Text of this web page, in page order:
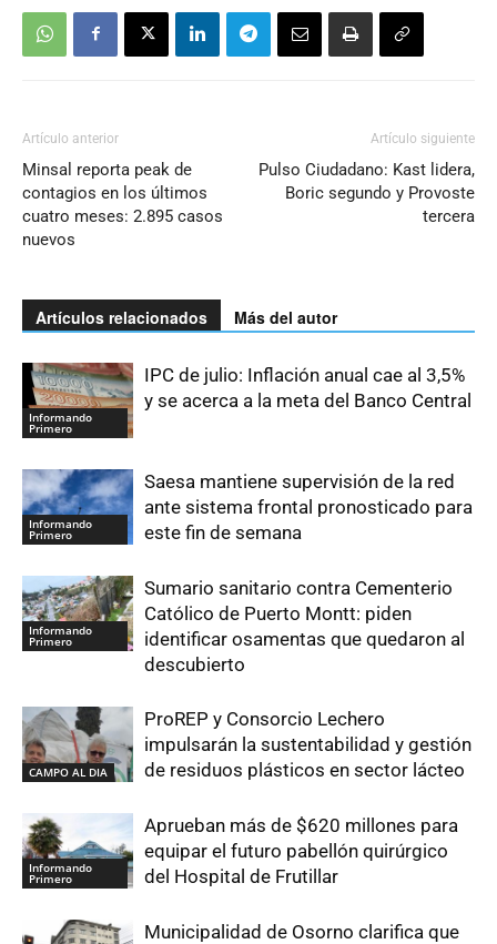
Artículo anterior
Minsal reporta peak de
contagios en los últimos
cuatro meses: 2.895 casos
nuevos
Artículo siguiente
Pulso Ciudadano: Kast lidera,
Boric segundo y Provoste
tercera
Artículos relacionados Más del autor
Informando
Primero
IPC de julio: Inflación anual cae al 3,5%
y se acerca a la meta del Banco Central
Informando
Primero
Saesa mantiene supervisión de la red
ante sistema frontal pronosticado para
este fin de semana
Informando
Primero
Sumario sanitario contra Cementerio
Católico de Puerto Montt: piden
identificar osamentas que quedaron al
descubierto
CAMPO AL DIA
ProREP y Consorcio Lechero
impulsarán la sustentabilidad y gestión
de residuos plásticos en sector lácteo
Informando
Primero
Aprueban más de $620 millones para
equipar el futuro pabellón quirúrgico
del Hospital de Frutillar
Municipalidad de Osorno clarifica que